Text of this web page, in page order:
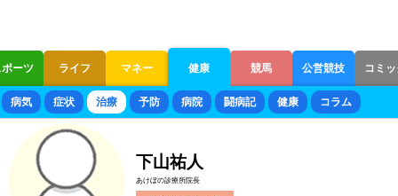
ーツ ライフ マネー 健康 競馬 公営競技 コミ
ボートレース 競輪 オートレース
病気 症状 治療 予防 病院 闘病記 健康 コラム
下山祐人
あけぼの診療所院長